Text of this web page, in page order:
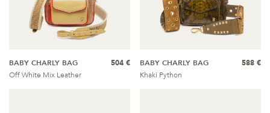
BABY CHARLY BAG
Off White Mix Leather
504 €
BABY CHARLY BAG
Khaki Python
588 €